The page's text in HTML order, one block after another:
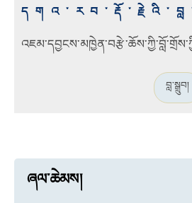
བླ་སྒྲུབ།
ཞལ་ཆེམས།